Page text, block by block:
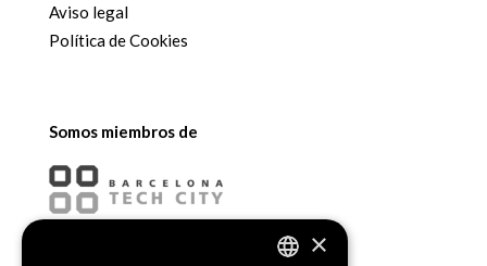
Aviso legal
Política de Cookies
Somos miembros de
×